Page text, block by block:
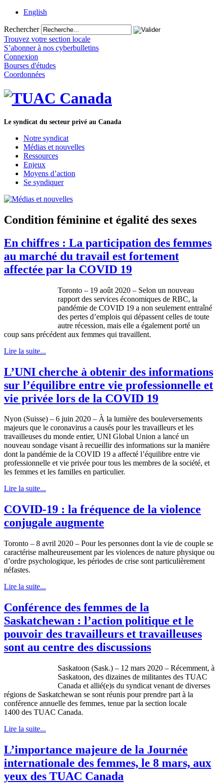
English
Rechercher
Trouvez votre section locale
S’abonner à nos cyberbulletins
Connexion
Bourses d'études
Coordonnées
Le syndicat du secteur privé au Canada
Notre syndicat
Médias et nouvelles
Ressources
Enjeux
Moyens d’action
Se syndiquer
Condition féminine et égalité des sexes
En chiffres : La participation des femmes
au marché du travail est fortement
affectée par la COVID 19
Toronto – 19 août 2020 – Selon un nouveau
rapport des services économiques de RBC, la
pandémie de COVID 19 a non seulement entraîné
des pertes d’emplois qui dépassent celles de toute
autre récession, mais elle a également porté un
coup sans précédent aux femmes qui travaillent.
Lire la suite...
L’UNI cherche à obtenir des informations
sur l’équilibre entre vie professionnelle et
vie privée lors de la COVID 19
Nyon (Suisse) – 6 juin 2020 – À la lumière des bouleversements
majeurs que le coronavirus a causés pour les travailleurs et les
travailleuses du monde entier, UNI Global Union a lancé un
nouveau sondage visant à recueillir des informations sur la manière
dont la pandémie de la COVID 19 a affecté l’équilibre entre vie
professionnelle et vie privée pour tous les membres de la société, et
les femmes et les familles en particulier.
Lire la suite...
COVID-19 : la fréquence de la violence
conjugale augmente
Toronto – 8 avril 2020 – Pour les personnes dont la vie de couple se
caractérise malheureusement par les violences de nature physique ou
d’ordre psychologique, les périodes de crise sont particulièrement
néfastes.
Lire la suite...
Conférence des femmes de la
Saskatchewan : l’action politique et le
pouvoir des travailleurs et travailleuses
sont au centre des discussions
Saskatoon (Sask.) – 12 mars 2020 – Récemment, à
Saskatoon, des dizaines de militantes des TUAC
Canada et allié(e)s du syndicat venant de diverses
régions de Saskatchewan se sont réunis pour prendre part à la
conférence annuelle des femmes, tenue par la section locale
1400 des TUAC Canada.
Lire la suite...
L’importance majeure de la Journée
internationale des femmes, le 8 mars, aux
yeux des TUAC Canada